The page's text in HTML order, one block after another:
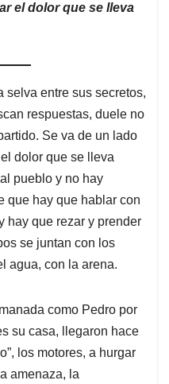
el dolor que se lleva
selva entre sus secretos,
respuestas, duele no
Se va de un lado
dolor que se lleva
pueblo y no hay
que hay que hablar con
hay que rezar y prender
se juntan con los
agua, con la arena.
como Pedro por
su casa, llegaron hace
los motores, a hurgar
amenaza, la